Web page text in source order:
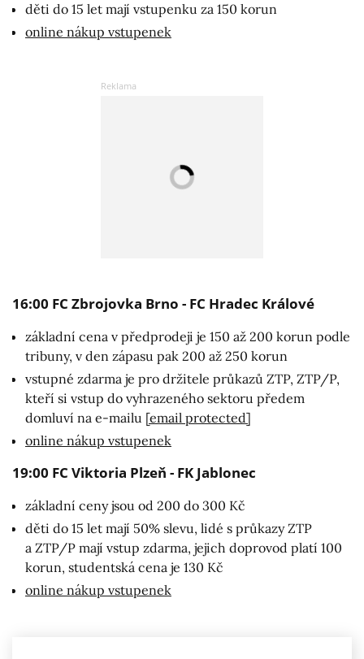
děti do 15 let mají vstupenku za 150 korun
online nákup vstupenek
16:00 FC Zbrojovka Brno - FC Hradec Králové
základní cena v předprodeji je 150 až 200 korun podle
tribuny, v den zápasu pak 200 až 250 korun
vstupné zdarma je pro držitele průkazů ZTP, ZTP/P,
kteří si vstup do vyhrazeného sektoru předem
domluví na e-mailu [email protected]
online nákup vstupenek
19:00 FC Viktoria Plzeň - FK Jablonec
základní ceny jsou od 200 do 300 Kč
děti do 15 let mají 50% slevu, lidé s průkazy ZTP
a ZTP/P mají vstup zdarma, jejich doprovod platí 100
korun, studentská cena je 130 Kč
online nákup vstupenek